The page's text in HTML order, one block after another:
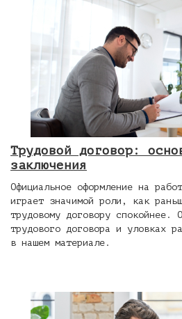
Трудовой договор:
заключения
Официальное оформление на
играет значимой роли, как
трудовому договору спокойнее.
трудового договора и уловках
в нашем материале.